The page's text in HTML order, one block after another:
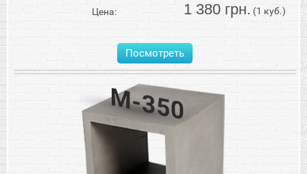
Цена: 1 380 грн. (1 куб.)
Посмотреть